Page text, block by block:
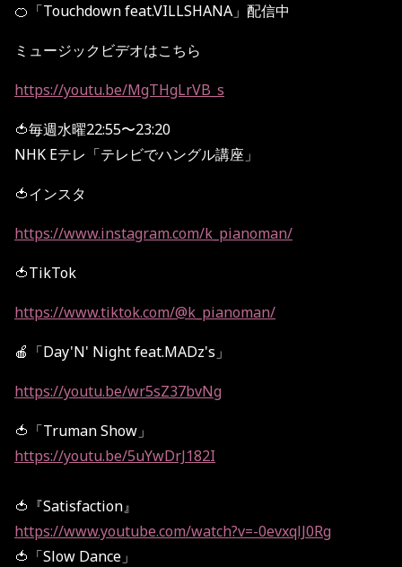
🍊「Touchdown feat.VILLSHANA」配信中
ミュージックビデオはこちら
https://youtu.be/MgTHgLrVB_s
🍅毎週水曜22:55〜23:20
NHK Eテレ「テレビでハングル講座」
🍅インスタ
https://www.instagram.com/k_pianoman/
🍅TikTok
https://www.tiktok.com/@k_pianoman/
🍎「Day'N' Night feat.MADz's」
https://youtu.be/wr5sZ37bvNg
🍅「Truman Show」
https://youtu.be/5uYwDrJ182I
🍅『Satisfaction』
https://www.youtube.com/watch?v=-0evxqlJ0Rg
🍅「Slow Dance」